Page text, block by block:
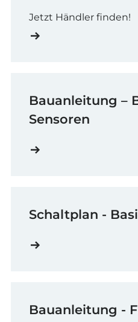
Jetzt Händler finden!
Bauanleitung –
Sensoren
Schaltplan -
Bauanleitung -